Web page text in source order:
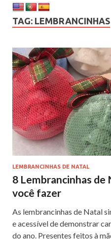
TAG: LEMBRANCINHAS
LEMBRANCINHAS DE NATAL
8 Lembrancinhas de
você fazer
As lembrancinhas de Natal
e acessível de demonstrar
do ano. Presentes feitos à